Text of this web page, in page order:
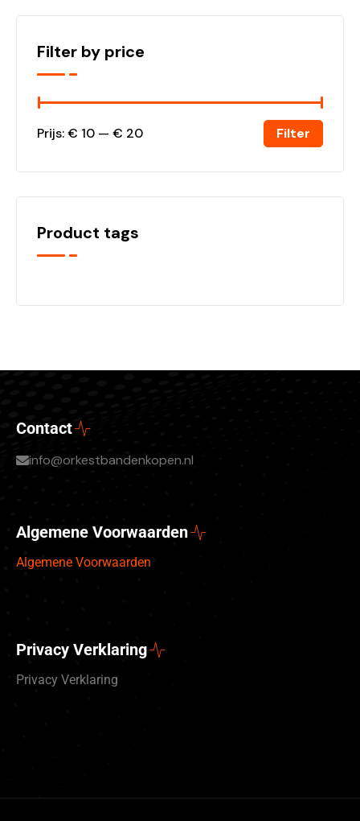
Filter by price
Filter
Prijs:€ 10 — € 20
Product tags
Contact
info@orkestbandenkopen.nl
Algemene Voorwaarden
Algemene Voorwaarden
Privacy Verklaring
Privacy Verklaring